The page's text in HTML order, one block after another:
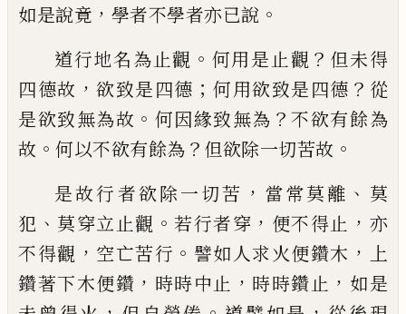
如是說竟 ， 學者不學者亦已說 。
道行地名為止觀 。 何用是止觀 ？ 但未得
四德故 ，欲致是四德 ； 何用欲致是四德 ？ 從
是欲致無為故 。 何因緣致無為 ？不欲有餘為
故 。 何以不欲有餘為 ？ 但欲除一切苦故 。
是故行者欲除一切苦 ， 當常莫離 、 莫
犯 、 莫穿立止觀 。若行者穿 ， 便不得止 ， 亦
不得觀 ， 空亡苦行 。 譬如人求火便鑽木 ，
上
鑽著下木便鑽 ， 時時中止 ， 時時鑽止 ， 如是